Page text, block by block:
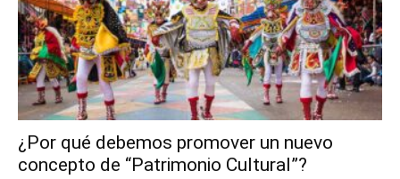
¿Por qué debemos promover un nuevo
concepto de “Patrimonio Cultural”?